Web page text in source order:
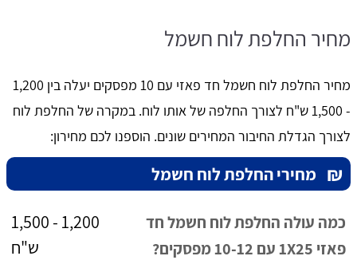
מחיר החלפת לוח חשמל
מחיר החלפת לוח חשמל חד פאזי עם 10 מפסקים יעלה בין 1,200
- 1,500 ש"ח לצורך החלפה של אותו לוח. במקרה של החלפת לוח
לצורך הגדלת החיבור המחירים שונים. הוספנו לכם מחירון:
₪ מחירי החלפת לוח חשמל
כמה עולה החלפת לוח חשמל חד
פאזי 1X25 עם 10-12 מפסקים?
1,200 - 1,500
ש"ח